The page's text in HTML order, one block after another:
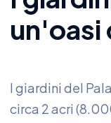
un'oasi
I giardini del
circa 2 acri